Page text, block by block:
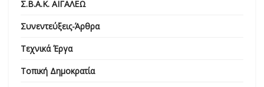
Σ.Β.Α.Κ. ΑΙΓΑΛΕΩ
Συνεντεύξεις-Άρθρα
Τεχνικά Έργα
Τοπική Δημοκρατία